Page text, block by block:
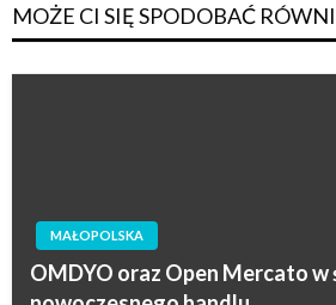
MOŻE CI SIĘ SPODOBAĆ
MAŁOPOLSKA
OMDYO oraz Open Mercato w